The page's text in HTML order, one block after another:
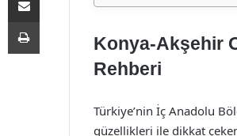
Konya-Akşehir
Rehberi
Türkiye’nin İç Anadolu
güzellikleri ile dikkat